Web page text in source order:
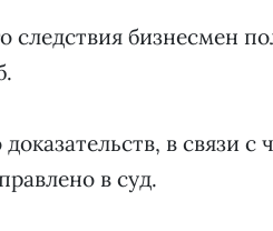
следствия бизнесмен
в связи с
в суд.